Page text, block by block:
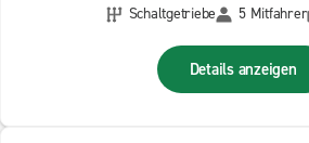
Schaltgetriebe
5 Mitfahrer
Details anzeigen